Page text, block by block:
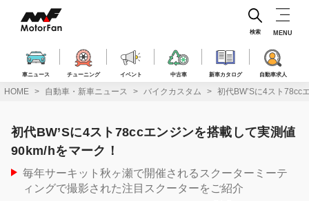
ス
車ニュース チューニング イベント 中古車 新車カタログ 自動車求人
検索 MENU
HOME 自動車・新車ニュース バイクカスタム 初代BW’Sに4スト78cc
初代BW’Sに4スト78ccエンジンを搭載して実測値
90km/hをマーク！
毎年サーキット秋ヶ瀬で開催されるスクーターミーテ
ィングで撮影された注目スクーターをご紹介